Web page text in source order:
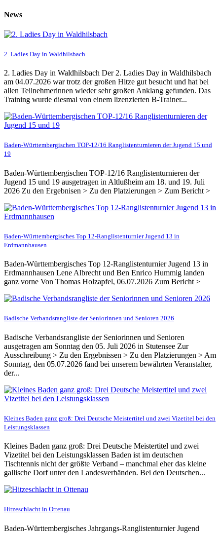
News
2. Ladies Day in Waldhilsbach
2. Ladies Day in Waldhilsbach Der 2. Ladies Day in Waldhilsbach
am 04.07.2026 war trotz der großen Hitze gut besucht und hat bei
allen Teilnehmerinnen wieder sehr großen Anklang gefunden. Das
Training wurde diesmal von einem lizenzierten B-Trainer...
Baden-Württembergischen TOP-12/16 Ranglistenturnieren der Jugend 15 und
19
Baden-Württembergischen TOP-12/16 Ranglistenturnieren der
Jugend 15 und 19 ausgetragen in Altlußheim am 18. und 19. Juli
2026 Zu den Ergebnisen > Zu den Platzierungen > Zum Bericht >
Baden-Württembergisches Top 12-Ranglistenturnier Jugend 13 in
Erdmannhausen
Baden-Württembergisches Top 12-Ranglistenturnier Jugend 13 in
Erdmannhausen Lene Albrecht und Ben Enrico Hummig landen
ganz vorne Von Thomas Holzapfel, 06.07.2026 Zum Bericht >
Badische Verbandsrangliste der Seniorinnen und Senioren 2026
Badische Verbandsrangliste der Seniorinnen und Senioren
ausgetragen am Sonntag den 05. Juli 2026 in Stutensee Zur
Ausschreibung > Zu den Ergebnissen > Zu den Platzierungen > Am
Sonntag, den 05.07.2026 fand bei unserem bewährten Veranstalter,
der...
Kleines Baden ganz groß: Drei Deutsche Meistertitel und zwei Vizetitel bei den
Leistungsklassen
Kleines Baden ganz groß: Drei Deutsche Meistertitel und zwei
Vizetitel bei den Leistungsklassen Baden ist im deutschen
Tischtennis nicht der größte Verband – manchmal eher das kleine
gallische Dorf unter den Landesverbänden. Bei den Deutschen...
Hitzeschlacht in Ottenau
Baden-Württembergisches Jahrgangs-Ranglistenturnier Jugend